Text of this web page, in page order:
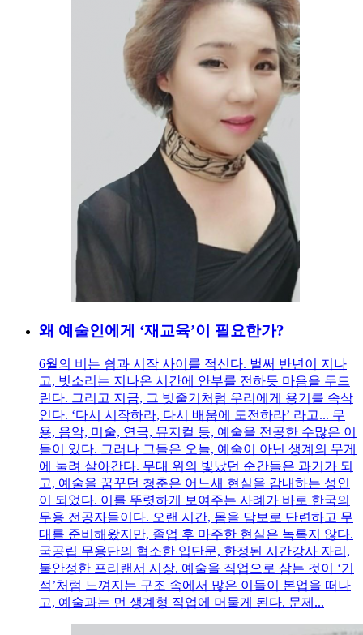
왜 예술인에게 ‘재교육’이 필요한가?
6월의 비는 쉼과 시작 사이를 적신다. 벌써 반년이 지나
고, 빗소리는 지나온 시간에 안부를 전하듯 마음을 두드
린다. 그리고 지금, 그 빗줄기처럼 우리에게 용기를 속삭
인다. ‘다시 시작하라, 다시 배움에 도전하라’ 라고... 무
용, 음악, 미술, 연극, 뮤지컬 등, 예술을 전공한 수많은 이
들이 있다. 그러나 그들은 오늘, 예술이 아닌 생계의 무게
에 눌려 살아간다. 무대 위의 빛났던 순간들은 과거가 되
고, 예술을 꿈꾸던 청춘은 어느새 현실을 감내하는 성인
이 되었다. 이를 뚜렷하게 보여주는 사례가 바로 한국의
무용 전공자들이다. 오랜 시간, 몸을 담보로 단련하고 무
대를 준비해왔지만, 졸업 후 마주한 현실은 녹록지 않다.
국공립 무용단의 협소한 입단문, 한정된 시간강사 자리,
불안정한 프리랜서 시장. 예술을 직업으로 삼는 것이 ‘기
적’처럼 느껴지는 구조 속에서 많은 이들이 본업을 떠나
고, 예술과는 먼 생계형 직업에 머물게 된다. 문제...